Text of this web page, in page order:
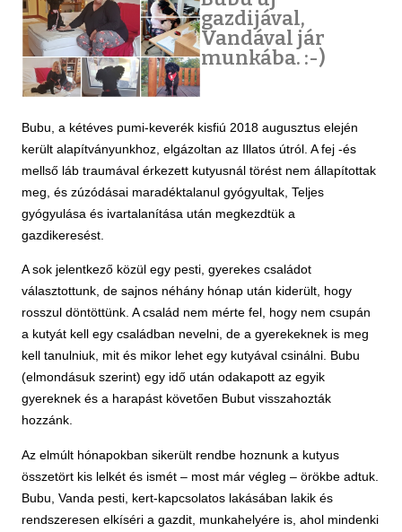
gazdijával,
Vandával jár
munkába. :-)
Bubu, a kétéves pumi-keverék kisfiú 2018 augusztus elején
került alapítványunkhoz, elgázoltan az Illatos útról. A fej -és
mellső láb traumával érkezett kutyusnál törést nem állapítottak
meg, és zúzódásai maradéktalanul gyógyultak, Teljes
gyógyulása és ivartalanítása után megkezdtük a
gazdikeresést.
A sok jelentkező közül egy pesti, gyerekes családot
választottunk, de sajnos néhány hónap után kiderült, hogy
rosszul döntöttünk. A család nem mérte fel, hogy nem csupán
a kutyát kell egy családban nevelni, de a gyerekeknek is meg
kell tanulniuk, mit és mikor lehet egy kutyával csinálni. Bubu
(elmondásuk szerint) egy idő után odakapott az egyik
gyereknek és a harapást követően Bubut visszahozták
hozzánk.
Az elmúlt hónapokban sikerült rendbe hoznunk a kutyus
összetört kis lelkét és ismét – most már végleg – örökbe adtuk.
Bubu, Vanda pesti, kert-kapcsolatos lakásában lakik és
rendszeresen elkíséri a gazdit, munkahelyére is, ahol mindenki